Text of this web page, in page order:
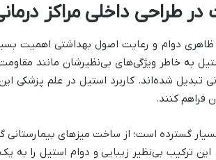
طراحی داخلی مراکز
ظاهری دوام و رعایت اصول بهداشتی اهمیت
به خاطر ویژگی‌های بی‌نظیرشان مانند
تبدیل شده‌اند. کاربرد استیل در علم پزشکی
فراهم کنند.
گسترده است؛ از ساخت میزهای بیمارستانی
این ترکیب بی‌نظیر زیبایی و دوام استیل را